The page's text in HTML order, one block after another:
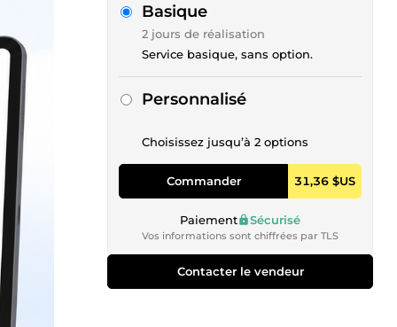
Basique
2 jours de réalisation
Service basique, sans option.
Personnalisé
Choisissez jusqu’à 2 options
Commander 31,36 $US
Paiement Sécurisé
Vos informations sont chiffrées par TLS
Contacter le vendeur